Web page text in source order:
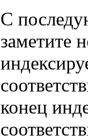
С
заметите
конец